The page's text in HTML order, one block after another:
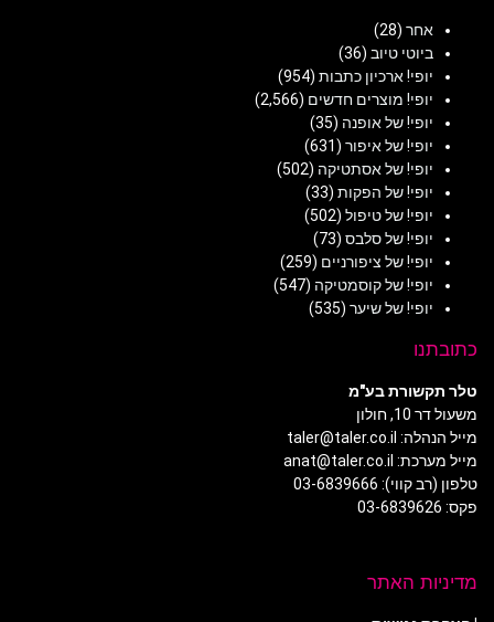
אחר (28)
ביוטי טיוב (36)
יופי! ארכיון כתבות (954)
יופי! מוצרים חדשים (2,566)
יופי! של אופנה (35)
יופי! של איפור (631)
יופי! של אסתטיקה (502)
יופי! של הפקות (33)
יופי! של טיפול (502)
יופי! של סלבס (73)
יופי! של ציפורניים (259)
יופי! של קוסמטיקה (547)
יופי! של שיער (535)
כתובתנו
טלר תקשורת בע"מ
משעול דר 10, חולון
מייל הנהלה: taler@taler.co.il
מייל מערכת: anat@taler.co.il
טלפון (רב קווי): 03-6839666
פקס: 03-6839626
מדיניות האתר